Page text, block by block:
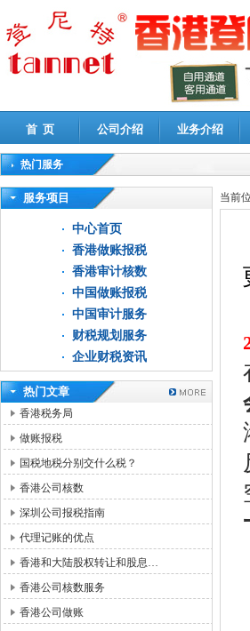
首 页 公司介绍 业务介绍
热门服务
高新技术企业认定审计|企业所得税汇算清缴申报
服务项目
中心首页
香港做账报税
香港审计核数
中国做账报税
中国审计服务
财税规划服务
企业财税资讯
热门文章
香港税务局
做账报税
国税地税分别交什么税？
香港公司核数
深圳公司报税指南
代理记账的优点
香港和大陆股权转让和股息…
香港公司核数服务
香港公司做账
当前